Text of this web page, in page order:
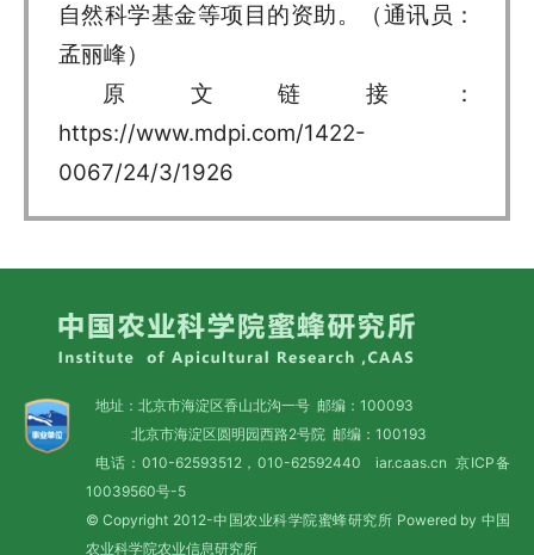
自然科学基金等项目的资助。（通讯员：
孟丽峰）
原文链接：
https://www.mdpi.com/1422-
0067/24/3/1926
地址：北京市海淀区香山北沟一号 邮编：100093
北京市海淀区圆明园西路2号院 邮编：100193
电话：010-62593512，010-62592440 iar.caas.cn 京ICP备
10039560号-5
© Copyright 2012-中国农业科学院蜜蜂研究所 Powered by 中国
农业科学院农业信息研究所